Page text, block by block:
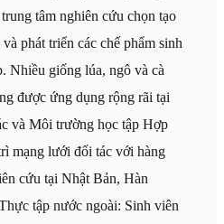
tâm nghiên cứu chọn tạo
phát triển các chế phẩm sinh
Nhiều giống lúa, ngô và cà
được ứng dụng rộng rãi tại
và Môi trường học tập Hợp
mạng lưới đối tác với hàng
cứu tại Nhật Bản, Hàn
tập nước ngoài: Sinh viên